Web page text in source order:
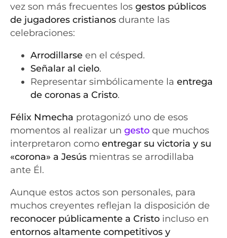
vez son más frecuentes los gestos públicos
de jugadores cristianos durante las
celebraciones:
Arrodillarse en el césped.
Señalar al cielo.
Representar simbólicamente la entrega
de coronas a Cristo.
Félix Nmecha protagonizó uno de esos
momentos al realizar un gesto que muchos
interpretaron como entregar su victoria y su
«corona» a Jesús mientras se arrodillaba
ante Él.
Aunque estos actos son personales, para
muchos creyentes reflejan la disposición de
reconocer públicamente a Cristo incluso en
entornos altamente competitivos y